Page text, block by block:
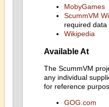
MobyGames
ScummVM
required data
Wikipedia
Available At
The ScummVM
any individual
for reference
GOG.com